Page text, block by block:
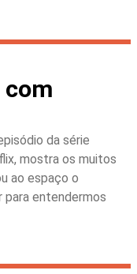
da série
mostra os muitos
ao espaço o
entendermos